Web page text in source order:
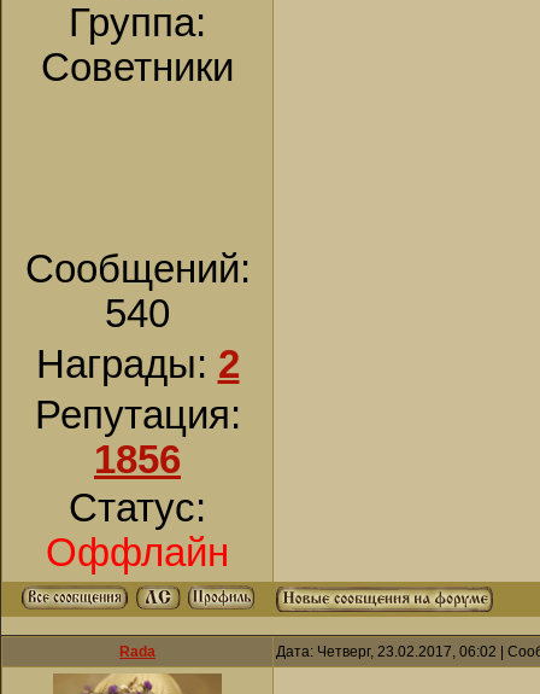
Группа:
Советники
Сообщений:
540
Награды: 2
Репутация:
1856
Статус:
Оффлайн
Rada Дата: Четверг, 23.02.2017, 06:02 |